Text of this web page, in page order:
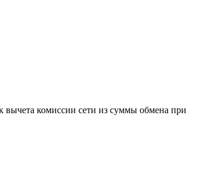
вычета комиссии сети из суммы обмена при